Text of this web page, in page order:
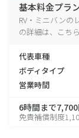
基本料金プラ
RV・ミニバンの
の詳細は、こち
代表車種
ボディタイプ
営業時間
6時間まで
免責補償制度